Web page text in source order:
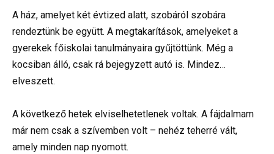
A ház, amelyet két évtized alatt, szobáról szobára
rendeztünk be együtt. A megtakarítások, amelyeket a
gyerekek főiskolai tanulmányaira gyűjtöttünk. Még a
kocsiban álló, csak rá bejegyzett autó is. Mindez…
elveszett.
A következő hetek elviselhetetlenek voltak. A fájdalmam
már nem csak a szívemben volt – nehéz teherré vált,
amely minden nap nyomott.